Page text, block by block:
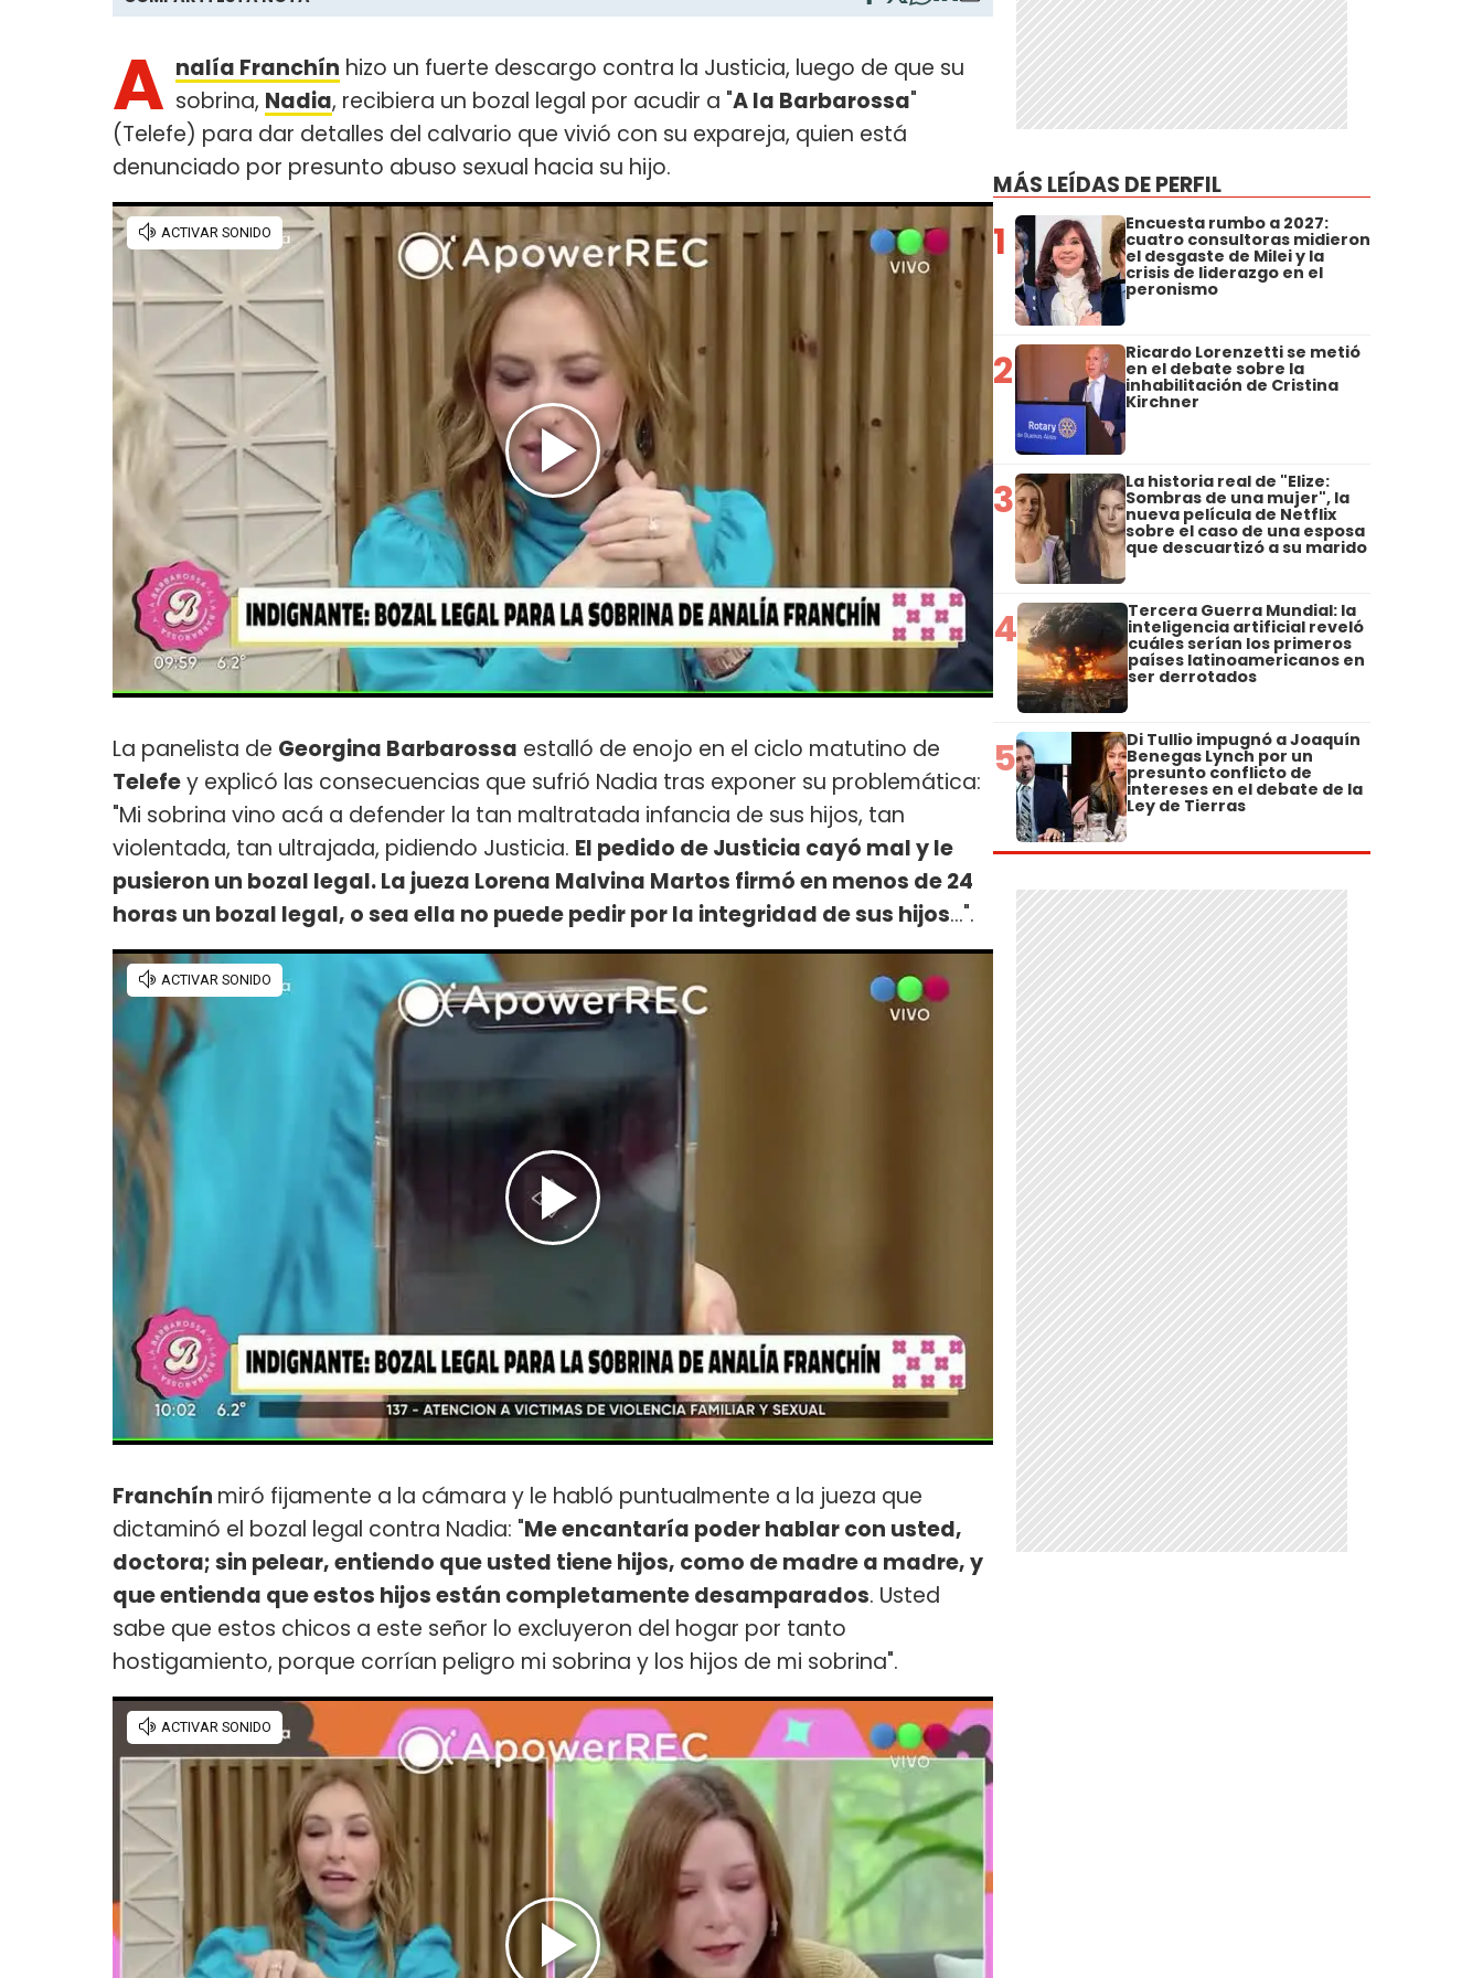
A nalía Franchín hizo un fuerte descargo contra la Justicia, luego de que su
sobrina, Nadia, recibiera un bozal legal por acudir a "A la Barbarossa"
(Telefe) para dar detalles del calvario que vivió con su expareja, quien está
denunciado por presunto abuso sexual hacia su hijo.
La panelista de Georgina Barbarossa estalló de enojo en el ciclo matutino de
Telefey explicó las consecuencias que sufrió Nadia tras exponer su problemática:
"Mi sobrina vino acá a defender la tan maltratada infancia de sus hijos, tan
violentada, tan ultrajada, pidiendo Justicia. El pedido de Justicia cayó mal y le
pusieron un bozal legal. La jueza Lorena Malvina Martos firmó en menos de 24
horas un bozal legal, o sea ella no puede pedir por la integridad de sus hijos...".
Franchín miró fijamente a la cámara y le habló puntualmente a la jueza que
dictaminó el bozal legal contra Nadia: "Me encantaría poder hablar con usted,
doctora; sin pelear, entiendo que usted tiene hijos, como de madre a madre, y
que entienda que estos hijos están completamente desamparados. Usted
sabe que estos chicos a este señor lo excluyeron del hogar por tanto
hostigamiento, porque corrían peligro mi sobrina y los hijos de mi sobrina".
MÁS LEÍDAS DE PERFIL
1 Encuesta rumbo a 2027:
cuatro consultoras midieron
el desgaste de Milei y la
crisis de liderazgo en el
peronismo
2 Ricardo Lorenzetti se metió
en el debate sobre la
inhabilitación de Cristina
Kirchner
3 La historia real de "Elize:
Sombras de una mujer", la
nueva película de Netflix
sobre el caso de una esposa
que descuartizó a su marido
4 Tercera Guerra Mundial: la
inteligencia artificial reveló
cuáles serían los primeros
países latinoamericanos en
ser derrotados
5 Di Tullio impugnó a Joaquín
Benegas Lynch por un
presunto conflicto de
intereses en el debate de la
Ley de Tierras